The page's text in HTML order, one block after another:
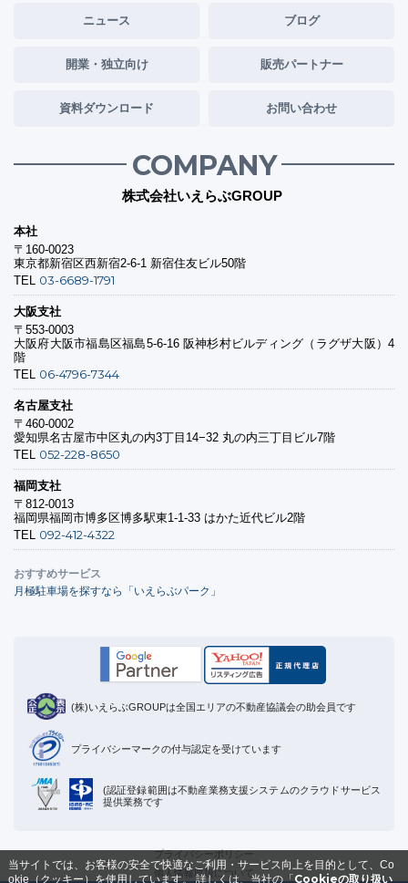
ニュース ブログ
開業・独立向け 販売パートナー
資料ダウンロード お問い合わせ
COMPANY
株式会社いえらぶGROUP
本社
〒160-0023
東京都新宿区西新宿2-6-1 新宿住友ビル50階
TEL 03-6689-1791
大阪支社
〒553-0003
大阪府大阪市福島区福島5-6-16 阪神杉村ビルディング（ラグザ大阪）4
階
TEL 06-4796-7344
名古屋支社
〒460-0002
愛知県名古屋市中区丸の内3丁目14−32 丸の内三丁目ビル7階
TEL 052-228-8650
福岡支社
〒812-0013
福岡県福岡市博多区博多駅東1-1-33 はかた近代ビル2階
TEL 092-412-4322
おすすめサービス
月極駐車場を探すなら「いえらぶパーク」
(株)いえらぶGROUPは全国エリアの不動産協議会の助会員です
プライバシーマークの付与認定を受けています
(認証登録範囲は不動産業務支援システムのクラウドサービス
提供業務です
プライバシーポリシー
個人情報取扱について
当サイトでは、お客様の安全で快適なご利用・サービス向上を目的として、Co
okie（クッキー）を使用しています。詳しくは、当社の「Cookieの取り扱い